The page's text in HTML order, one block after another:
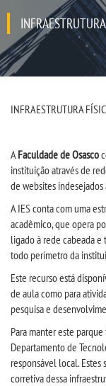
INFRAESTRUTURA
CPA
PROUNI
CURSOS
BACHARELADOS
LICENCIATURAS
TECNOLÓGICOS
VESTIBULAR
INFRAESTRUTURA
INFRAESTRUTURA
AFaculdade de Osasco
instituição através de
de websites
A IES conta com uma
acadêmico, que opera
ligado à rede cabeada
todo perímetro da
Este recurso está
de aula como para
pesquisa e
Para manter este
Departamento de
responsável local.
corretiva dessa